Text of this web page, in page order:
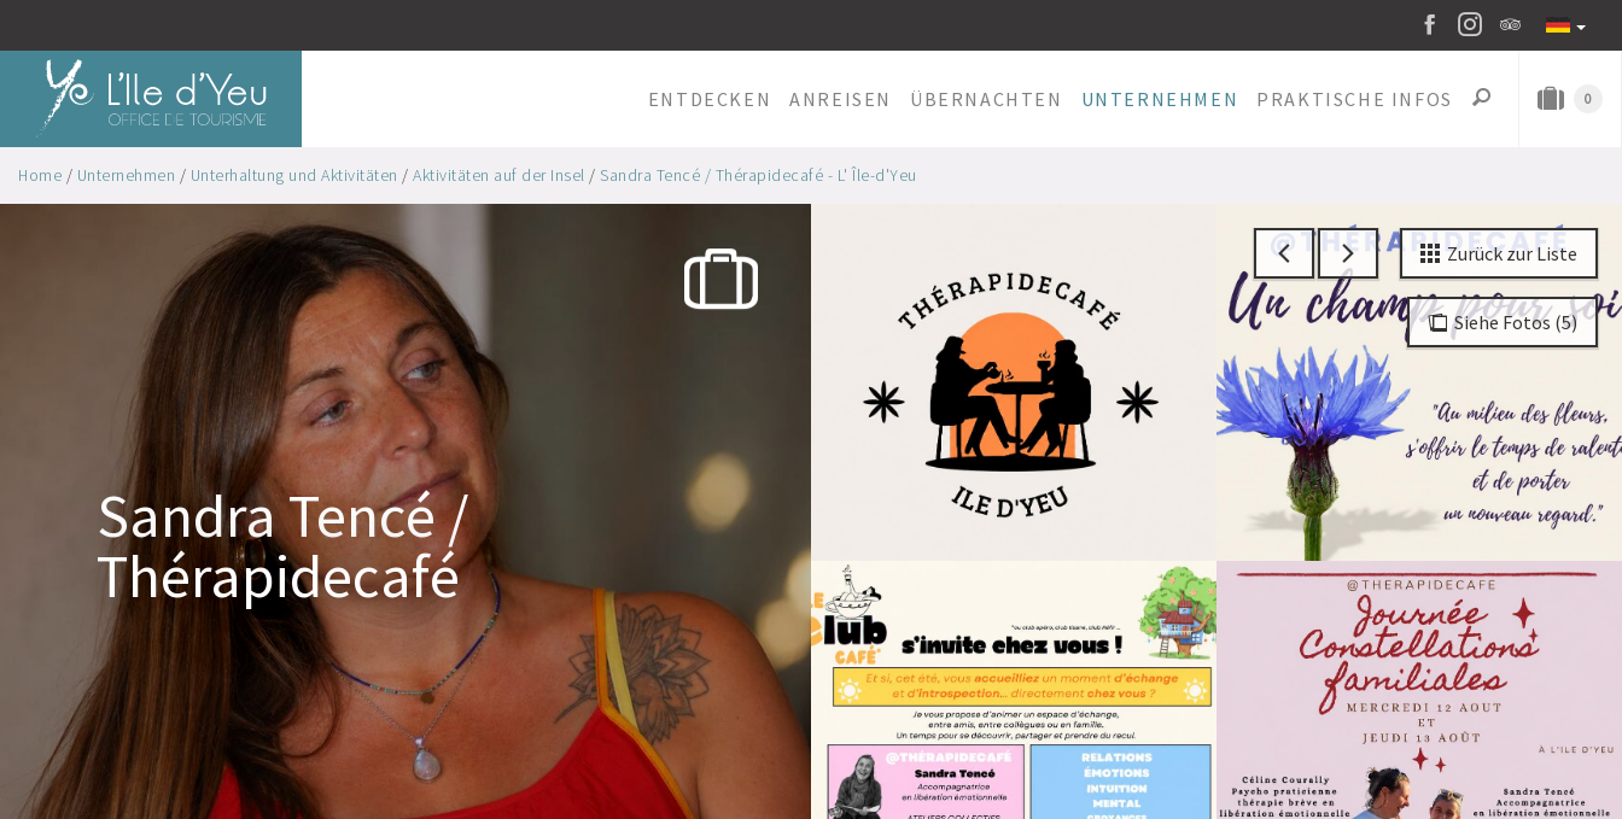
ENTDECKEN ANREISEN ÜBERNACHTEN UNTERNEHMEN PRAKTISCHE INFOS 0
Home / Unternehmen / Unterhaltung und Aktivitäten / Aktivitäten auf der Insel / Sandra Tencé / Thérapidecafé - L' Île-d'Yeu
Siehe Fotos (5)
Zurück zur Liste
Sandra Tencé /
Thérapidecafé